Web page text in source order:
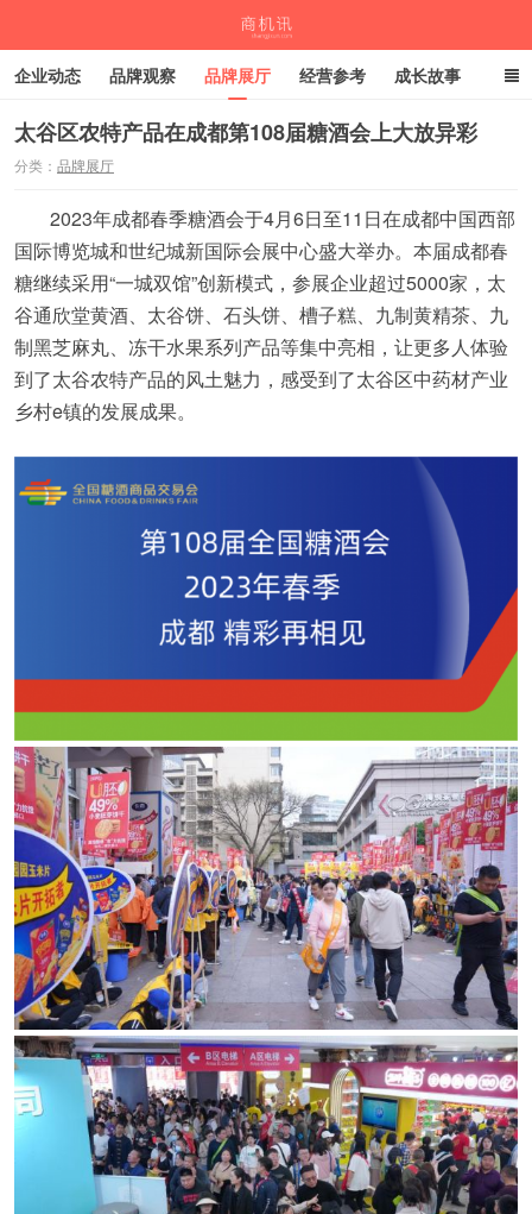
企业动态 品牌观察 品牌展厅 经营参考 成长故事
深度观察 伙伴计划
太谷区农特产品在成都第108届糖酒会上大放异彩
分类： 品牌展厅
2023年成都春季糖酒会于4月6日至11日在成都中国西部
国际博览城和世纪城新国际会展中心盛大举办。本届成都春
糖继续采用“一城双馆”创新模式，参展企业超过5000家，太
谷通欣堂黄酒、太谷饼、石头饼、槽子糕、九制黄精茶、九
制黑芝麻丸、冻干水果系列产品等集中亮相，让更多人体验
到了太谷农特产品的风土魅力，感受到了太谷区中药材产业
乡村e镇的发展成果。